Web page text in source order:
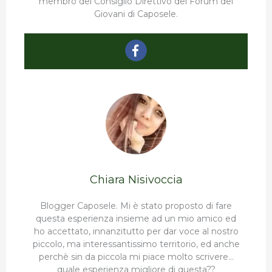
Giovani di Caposele.
Chiara Nisivoccia
Blogger Caposele. Mi è stato proposto di fare
questa esperienza insieme ad un mio amico ed
ho accettato, innanzitutto per dar voce al nostro
piccolo, ma interessantissimo territorio, ed anche
perchè sin da piccola mi piace molto scrivere…
quale esperienza migliore di questa??